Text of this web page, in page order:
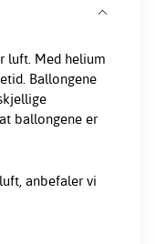
luft. Med helium
Ballongene
ballongene er
anbefaler vi